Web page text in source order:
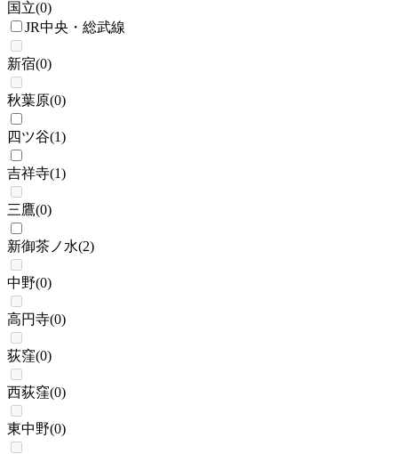
国立(0)
JR中央・総武線
新宿(0)
秋葉原(0)
四ツ谷(1)
吉祥寺(1)
三鷹(0)
新御茶ノ水(2)
中野(0)
高円寺(0)
荻窪(0)
西荻窪(0)
東中野(0)